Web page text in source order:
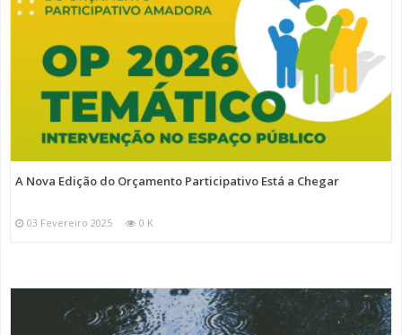
A Nova Edição do Orçamento Participativo Está a Chegar
03 Fevereiro 2025 0 K